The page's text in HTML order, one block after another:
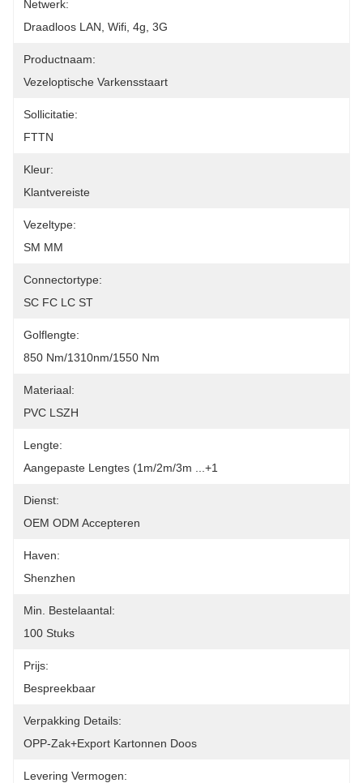
Netwerk:
Draadloos LAN, Wifi, 4g, 3G
Productnaam:
Vezeloptische Varkensstaart
Sollicitatie:
FTTN
Kleur:
Klantvereiste
Vezeltype:
SM MM
Connectortype:
SC FC LC ST
Golflengte:
850 Nm/1310nm/1550 Nm
Materiaal:
PVC LSZH
Lengte:
Aangepaste Lengtes (1m/2m/3m ...+1
Dienst:
OEM ODM Accepteren
Haven:
Shenzhen
Min. Bestelaantal:
100 Stuks
Prijs:
Bespreekbaar
Verpakking Details:
OPP-Zak+Export Kartonnen Doos
Levering Vermogen: